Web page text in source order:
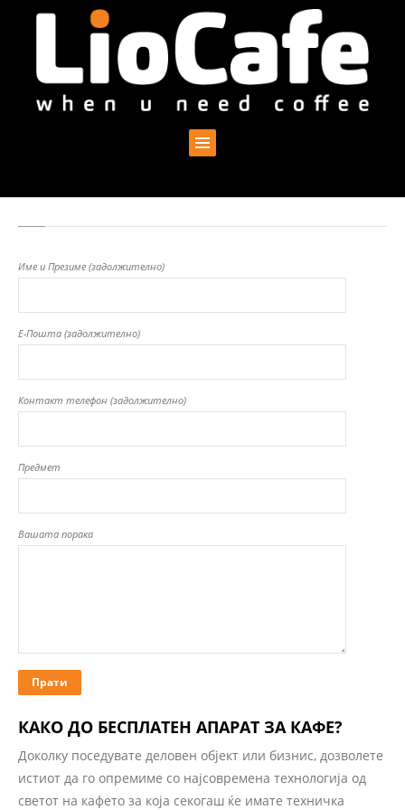
Име и Презиме (задолжително)
Е-Пошта (задолжително)
Контакт телефон (задолжително)
Предмет
Вашата порака
КАКО ДО БЕСПЛАТЕН АПАРАТ ЗА КАФЕ?
Доколку поседувате деловен објект или бизнис, дозволете
истиот да го опремиме со најсовремена технологија од
светот на кафето за која секогаш ќе имате техничка